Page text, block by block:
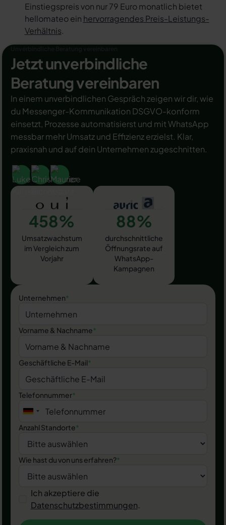
Einstiegspreis von nur 79 Euro monatlich bietet
hellomateo ein hervorragendes Preis-Leistungs-
Verhältnis.
Jetzt unverbindliche
Beratung vereinbaren
In einem unverbindlichen Gespräch zeigen wir dir, wie
du Messenger-Kommunikation DSGVO-konform
einsetzt, Prozesse automatisierst und mit WhatsApp
messbar mehr Umsatz und Effizienz erzielst. Klar,
praxisnah und auf dein Unternehmen zugeschnitten.
458%
Umsatzwachstum
im Vergleich zum
Vorjahr
88%
durchschnittliche
Öffnungsrate auf
WhatsApp-
Kampagnen
Unternehmen*
Vorname & Nachname*
Geschäftliche E-Mail*
Telefonnummer*
Anzahl Standorte*
Wie hast du von uns erfahren?*
Ich akzeptiere die
Datenschutzbestimmungen.